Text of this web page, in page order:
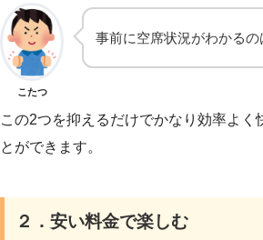
こたつ
事前に空席状況がわかるの
この2つを抑えるだけでかなり効率よく
とができます。
２．安い料金で楽しむ